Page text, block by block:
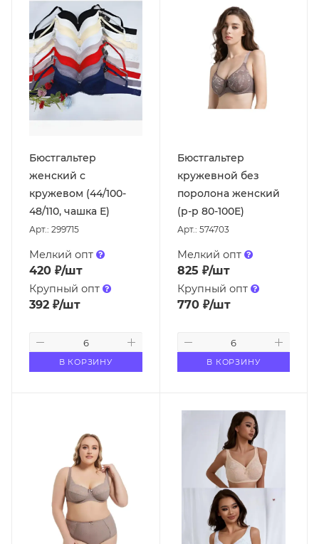
Бюстгальтер
женский с
кружевом (44/100-
48/110, чашка Е)
Арт.: 299715
Мелкий опт
420 ₽/шт
Крупный опт
392 ₽/шт
В КОРЗИНУ
Бюстгальтер
кружевной без
поролона женский
(р-р 80-100Е)
Арт.: 574703
Мелкий опт
825 ₽/шт
Крупный опт
770₽/шт
В КОРЗИНУ